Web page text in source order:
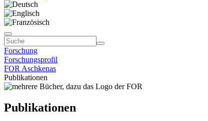
Forschung
Forschungsprofil
FOR Aschkenas
Publikationen
Publikationen